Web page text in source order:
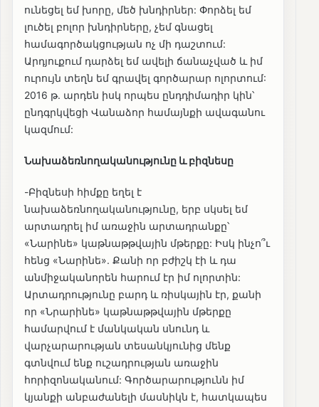
ունեցել եմ խորը, մեծ խնդիրներ: Փորձել եմ
լուծել բոլոր խնդիրները, չեմ գնացել
համագործակցության ոչ մի դաշտում:
Արդյուքում դարձել եմ ավելի ճանաչված և իմ
ուրույն տեղն եմ գրավել գործարար ոլորտում:
2016 թ. արդեն իսկ որպես ընդդիմադիր կին՝
ընդգրկվեցի Վանաձոր համայնքի ավագանու
կազմում:
Նախաձեռնողականությունը և բիզնեսը
-Բիզնեսի հիմքը եղել է
նախաձեռնողականությունը, երբ սկսել եմ
արտադրել իմ առաջին արտադրանքը՝
«Նարինե» կաթնաթթվային մթերքը: Իսկ ինչո՞ւ
հենց «Նարինե». Քանի որ բժիշկ էի և դա
անմիջականորեն հարում էր իմ ոլորտին:
Արտադրությունը բարդ և ռիսկային էր, քանի
որ «Նրարինե» կաթնաթթվային մթերքը
համարվում է մանկական սնունդ և
վարչարարության տեսանկյունից մենք
գտնվում ենք ուշադրության առաջին
հորիզոնականում: Գործարարությունն իմ
կյանքի անբաժանելի մասնիկն է, հատկապես